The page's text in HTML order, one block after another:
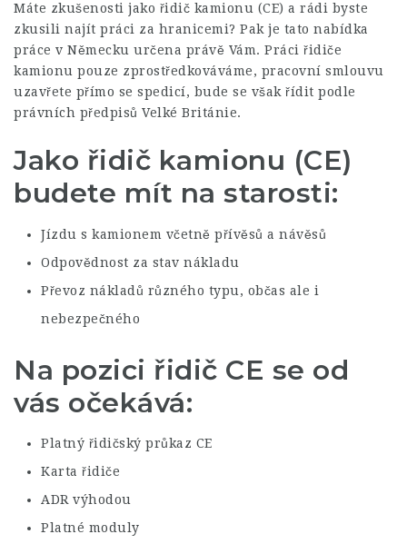
Máte zkušenosti jako řidič kamionu (CE) a rádi byste
zkusili najít práci za hranicemi? Pak je tato nabídka
práce v Německu určena právě Vám. Práci řidiče
kamionu pouze zprostředkováváme, pracovní smlouvu
uzavřete přímo se spedicí, bude se však řídit podle
právních předpisů Velké Británie.
Jako řidič kamionu (CE)
budete mít na starosti:
Jízdu s kamionem včetně přívěsů a návěsů
Odpovědnost za stav nákladu
Převoz nákladů různého typu, občas ale i
nebezpečného
Na pozici řidič CE se od
vás očekává:
Platný řidičský průkaz CE
Karta řidiče
ADR výhodou
Platné moduly